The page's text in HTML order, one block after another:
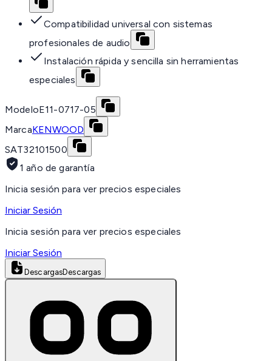
Compatibilidad universal con sistemas
profesionales de audio
Instalación rápida y sencilla sin herramientas
especiales
ModeloE11-0717-05
MarcaKENWOOD
SAT32101500
1 año de garantía
Inicia sesión para ver precios especiales
Iniciar Sesión
Inicia sesión para ver precios especiales
Iniciar Sesión
DescargasDescargas